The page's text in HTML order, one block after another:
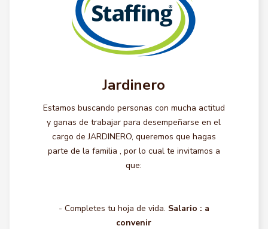
Jardinero
Estamos buscando personas con mucha actitud
y ganas de trabajar para desempeñarse en el
cargo de JARDINERO, queremos que hagas
parte de la familia , por lo cual te invitamos a
que:
- Completes tu hoja de vida. Salario : a
convenir